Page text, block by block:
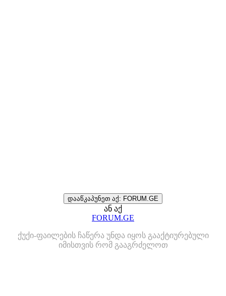
დააწკაპუნეთ აქ: FORUM.GE
ან აქ
FORUM.GE
ქუქი-ფაილების ჩაწერა უნდა იყოს გააქტიურებული
იმისთვის რომ გააგრძელოთ